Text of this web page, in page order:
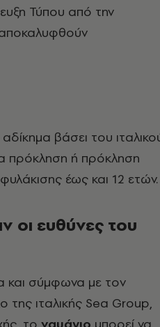
Τύπου από την
αποκαλυφθούν
βάσει του
πρόκληση ή πρόκληση
έως και 12 ετών.
οι ευθύνες του
και σύμφωνα με τον
ιταλικής Sea Group,